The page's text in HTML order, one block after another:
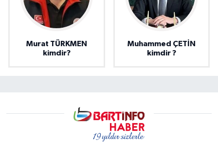
Murat TÜRKMEN
kimdir?
Muhammed ÇETİN
kimdir ?